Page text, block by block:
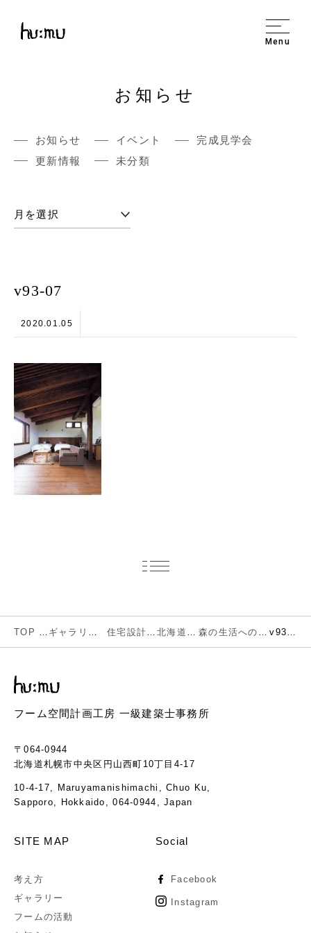
Menu
お知らせ
お知らせ イベント
完成見学会
更新情報
未分類
v93-07
2020.01.05
TOP
フーム空間計画工房 一級建築士事務所
〒064-0944
北海道札幌市中央区円山西町10丁目4-17
10-4-17, Maruyamanishimachi, Chuo Ku,
Sapporo, Hokkaido, 064-0944, Japan
SITE MAP
考え方
ギャラリー
フームの活動
Social
Facebook
Instagram